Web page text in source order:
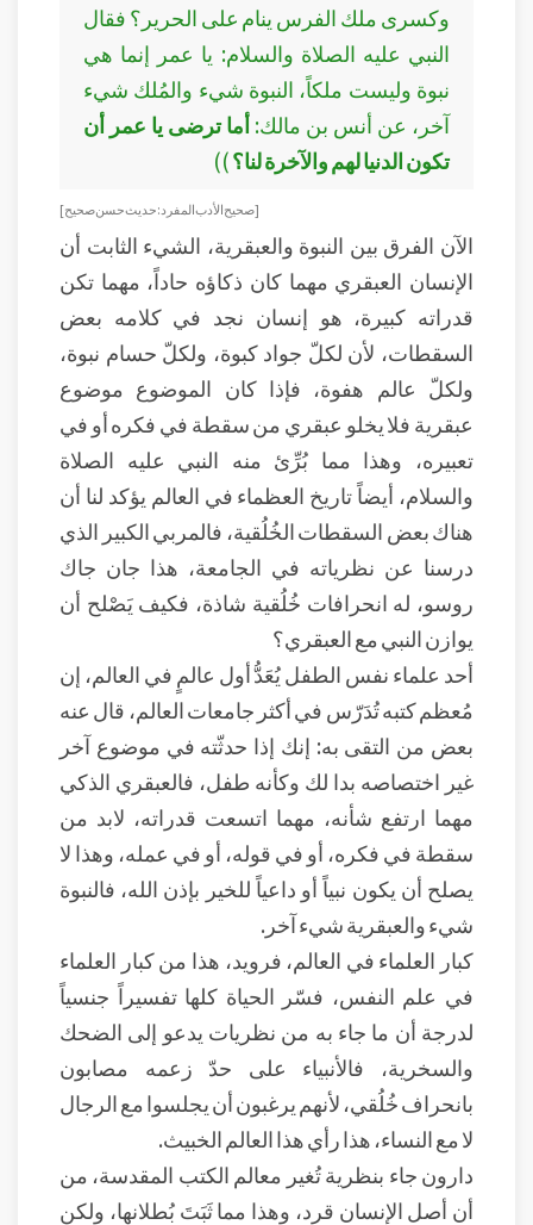
وكسرى ملك الفرس ينام على الحرير؟ فقال
النبي عليه الصلاة والسلام: يا عمر إنما هي
نبوة وليست ملكاً، النبوة شيء والمُلك شيء
آخر، عن أنس بن مالك:أما ترضى يا عمر أن
تكون الدنيا لهم والآخرة لنا؟))
[ صحيح الأدب المفرد: حديث حسن صحيح ]
الآن الفرق بين النبوة والعبقرية، الشيء الثابت أن
الإنسان العبقري مهما كان ذكاؤه حاداً، مهما تكن
قدراته كبيرة، هو إنسان نجد في كلامه بعض
السقطات، لأن لكلّ جواد كبوة، ولكلّ حسام نبوة،
ولكلّ عالم هفوة، فإذا كان الموضوع موضوع
عبقرية فلا يخلو عبقري من سقطة في فكره أو في
تعبيره، وهذا مما بُرِّئ منه النبي عليه الصلاة
والسلام، أيضاً تاريخ العظماء في العالم يؤكد لنا أن
هناك بعض السقطات الخُلُقية، فالمربي الكبير الذي
درسنا عن نظرياته في الجامعة، هذا جان جاك
روسو، له انحرافات خُلُقية شاذة، فكيف يَصْلح أن
يوازن النبي مع العبقري؟
أحد علماء نفس الطفل يُعَدُّ أول عالمٍ في العالم، إن
مُعظم كتبه تُدَرّس في أكثر جامعات العالم، قال عنه
بعض من التقى به: إنك إذا حدثّته في موضوع آخر
غير اختصاصه بدا لك وكأنه طفل، فالعبقري الذكي
مهما ارتفع شأنه، مهما اتسعت قدراته، لابد من
سقطة في فكره، أو في قوله، أو في عمله، وهذا لا
يصلح أن يكون نبياً أو داعياً للخير بإذن الله، فالنبوة
شيء والعبقرية شيء آخر.
كبار العلماء في العالم، فرويد، هذا من كبار العلماء
في علم النفس، فسّر الحياة كلها تفسيراً جنسياً
لدرجة أن ما جاء به من نظريات يدعو إلى الضحك
والسخرية، فالأنبياء على حدّ زعمه مصابون
بانحراف خُلُقي، لأنهم يرغبون أن يجلسوا مع الرجال
لا مع النساء، هذا رأي هذا العالم الخبيث.
دارون جاء بنظرية تُغير معالم الكتب المقدسة، من
أن أصل الإنسان قرد، وهذا مما ثَبَتَ بُطلانها، ولكن